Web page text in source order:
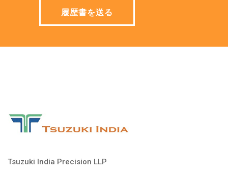
履歴書を送る
Tsuzuki India Precision LLP